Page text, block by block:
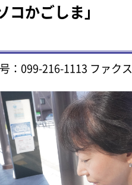
かごしま」
：099-216-1113 ファク